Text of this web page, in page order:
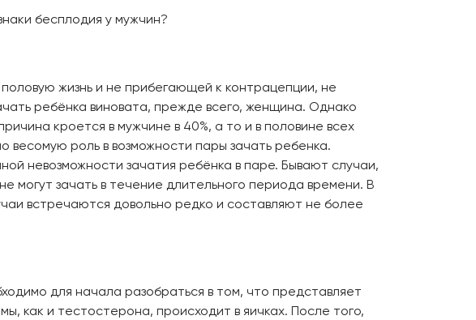
бесплодия у мужчин?
жизнь и не прибегающей к контрацепции, не
ребёнка виновата, прежде всего, женщина. Однако
кроется в мужчине в 40%, а то и в половине всех
весомую роль в возможности пары зачать ребенка.
невозможности зачатия ребёнка в паре. Бывают случаи,
могут зачать в течение длительного периода времени. В
встречаются довольно редко и составляют не более
для начала разобраться в том, что представляет
как и тестостерона, происходит в яичках. После того,